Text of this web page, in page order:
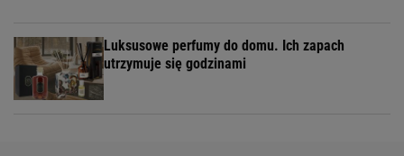
Luksusowe perfumy do domu. Ich zapach
utrzymuje się godzinami